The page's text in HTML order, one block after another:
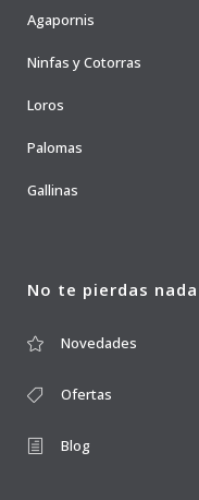
Agapornis
Ninfas y Cotorras
Loros
Palomas
Gallinas
No te pierdas nada
Novedades
Ofertas
Blog